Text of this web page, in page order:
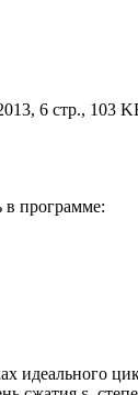
6 стр., 103
в программе: